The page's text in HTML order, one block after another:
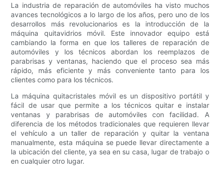
La industria de reparación de automóviles ha visto muchos
avances tecnológicos a lo largo de los años, pero uno de los
desarrollos más revolucionarios es la introducción de la
máquina quitavidrios móvil. Este innovador equipo está
cambiando la forma en que los talleres de reparación de
automóviles y los técnicos abordan los reemplazos de
parabrisas y ventanas, haciendo que el proceso sea más
rápido, más eficiente y más conveniente tanto para los
clientes como para los técnicos.
La máquina quitacristales móvil es un dispositivo portátil y
fácil de usar que permite a los técnicos quitar e instalar
ventanas y parabrisas de automóviles con facilidad. A
diferencia de los métodos tradicionales que requieren llevar
el vehículo a un taller de reparación y quitar la ventana
manualmente, esta máquina se puede llevar directamente a
la ubicación del cliente, ya sea en su casa, lugar de trabajo o
en cualquier otro lugar.